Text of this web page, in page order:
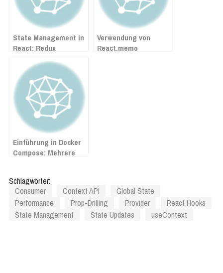
State Management in
React: Redux
Verwendung von
React.memo
Einführung in Docker
Compose: Mehrere
Schlagwörter:
Consumer
Context API
Global State
Performance
Prop-Drilling Provider
React Hooks
State Management
State Updates useContext